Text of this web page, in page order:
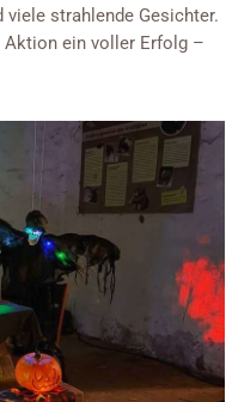
viele strahlende Gesichter.
Aktion ein voller Erfolg –